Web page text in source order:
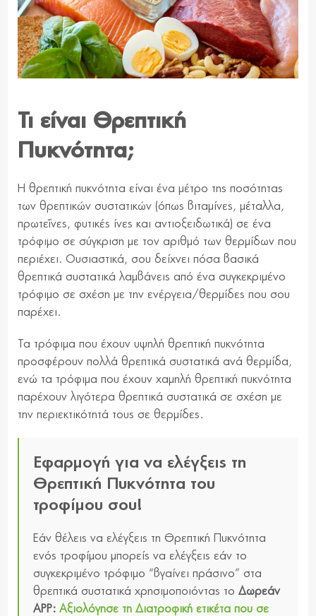
Τι είναι Θρεπτική
Πυκνότητα;
Η θρεπτική πυκνότητα είναι ένα μέτρο της ποσότητας
των θρεπτικών συστατικών (όπως βιταμίνες, μέταλλα,
πρωτεΐνες, φυτικές ίνες και αντιοξειδωτικά) σε ένα
τρόφιμο σε σύγκριση με τον αριθμό των θερμίδων που
περιέχει. Ουσιαστικά, σου δείχνει πόσα βασικά
θρεπτικά συστατικά λαμβάνεις από ένα συγκεκριμένο
τρόφιμο σε σχέση με την ενέργεια/θερμίδες που σου
παρέχει.
Τα τρόφιμα που έχουν υψηλή θρεπτική πυκνότητα
προσφέρουν πολλά θρεπτικά συστατικά ανά θερμίδα,
ενώ τα τρόφιμα που έχουν χαμηλή θρεπτική πυκνότητα
παρέχουν λιγότερα θρεπτικά συστατικά σε σχέση με
την περιεκτικότητά τους σε θερμίδες.
Εφαρμογή για να ελέγξεις τη
Θρεπτική Πυκνότητα του
τροφίμου σου!
Εάν θέλεις να ελέγξεις τη Θρεπτική Πυκνότητα
ενός τροφίμου μπορείς να ελέγξεις εάν το
συγκεκριμένο τρόφιμο “βγαίνει πράσινο” στα
θρεπτικά συστατικά χρησιμοποιόντας το Δωρεάν
APP: Αξιολόγησε τη Διατροφική ετικέτα που σε